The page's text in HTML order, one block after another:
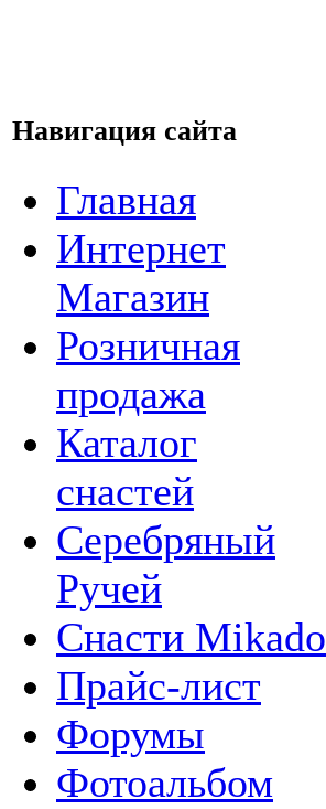
Навигация сайта
Главная
Интернет
Магазин
Розничная
продажа
Каталог
снастей
Серебряный
Ручей
Снасти Mikado
Прайс-лист
Форумы
Фотоальбом